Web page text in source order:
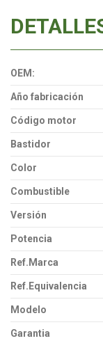
OEM:
Año fabricación
Código motor
Bastidor
Color
Combustible
Versión
Potencia
Ref.Marca
Ref.Equivalencia
Modelo
Garantia